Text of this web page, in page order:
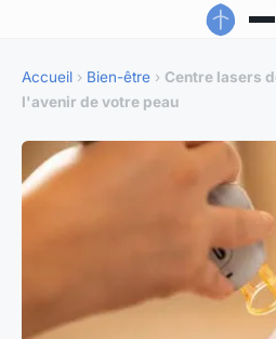
Accueil › Bien-être › Centre lasers
l'avenir de votre peau